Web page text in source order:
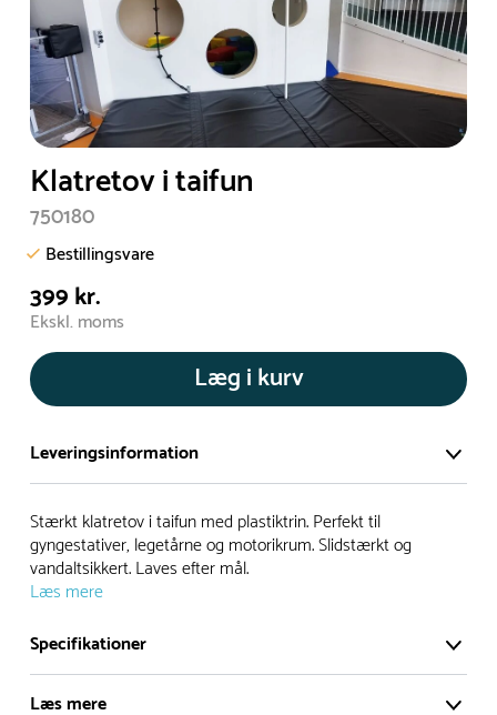
Klatretov i taifun
750180
Bestillingsvare
399 kr.
Ekskl. moms
Læg i kurv
Leveringsinformation
Vi har et stort og effektivt lager på ca. 6.000 kvadratmeter
med mere end 5.000 forskellige produkter på hylderne til
omgående levering.
hverdage
- Leveringstiden på specialvarer og bestillingsvarer oplyses
Stærkt klatretov i taifun med plastiktrin. Perfekt til
gyngestativer, legetårne og motorikrum. Slidstærkt og
vandaltsikkert. Laves efter mål.
Læs mere
Specifikationer
Læs mere